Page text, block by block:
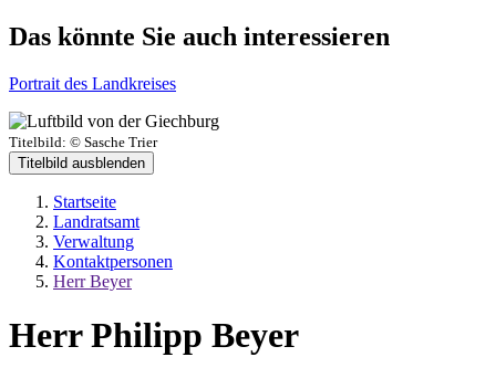
Das könnte Sie auch interessieren
Portrait des Landkreises
Titelbild: © Sasche Trier
Titelbild ausblenden
Startseite
Landratsamt
Verwaltung
Kontaktpersonen
Herr Beyer
Herr Philipp Beyer